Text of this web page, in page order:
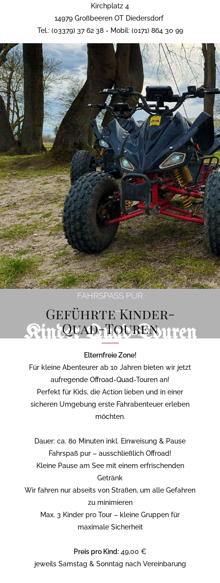
Kirchplatz 4
14979 Großbeeren OT Diedersdorf
Tel.: (03379) 37 62 38 - Mobil: (0171) 864 30 99
FAHRSPASS PUR
Kinder Quad-Touren
Geführte Kinder-
Quad-Touren
Elternfreie Zone!
Für kleine Abenteurer ab 10 Jahren bieten wir jetzt
aufregende Offroad-Quad-Touren an!
Perfekt für Kids, die Action lieben und in einer
sicheren Umgebung erste Fahrabenteuer erleben
möchten.
Dauer: ca. 80 Minuten inkl. Einweisung & Pause
Fahrspaß pur – ausschließlich Offroad!
Kleine Pause am See mit einem erfrischenden
Getränk
Wir fahren nur abseits von Straßen, um alle Gefahren
zu minimieren
Max. 3 Kinder pro Tour – kleine Gruppen für
maximale Sicherheit
Preis pro Kind: 49,00 €
jeweils Samstag & Sonntag nach Vereinbarung